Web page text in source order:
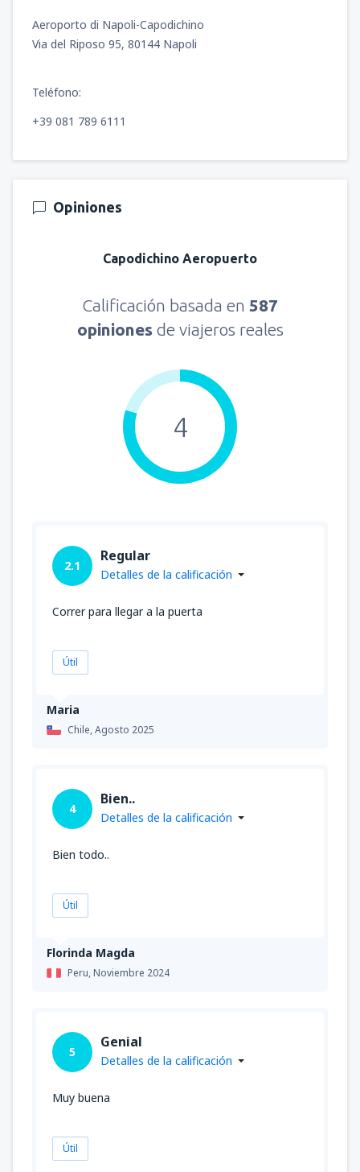
Aeroporto di Napoli-Capodichino
Via del Riposo 95, 80144 Napoli
Teléfono:
+39 081 789 6111
Opiniones
Capodichino Aeropuerto
Calificación basada en 587
opiniones de viajeros reales
4
Maria
Chile,Agosto 2025
2.1
Regular
Detalles de la calificación
Correr para llegar a la puerta
Útil
Florinda Magda
Peru,Noviembre 2024
4
Bien..
Detalles de la calificación
Bien todo..
Útil
5
Genial
Detalles de la calificación
Muy buena
Útil